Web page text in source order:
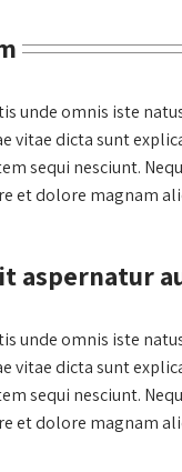
unde omnis iste
vitae dicta sunt
sequi nesciunt.
et dolore magnam
aspernatur
unde omnis iste
vitae dicta sunt
sequi nesciunt.
et dolore magnam